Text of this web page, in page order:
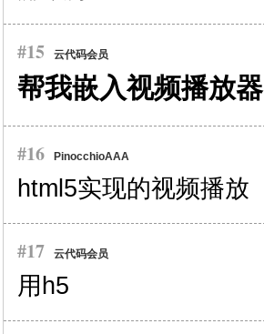
#15 云代码会员
帮我嵌入视频播放器
#16 PinocchioAAA
html5实现的视频播放
#17 云代码会员
用h5